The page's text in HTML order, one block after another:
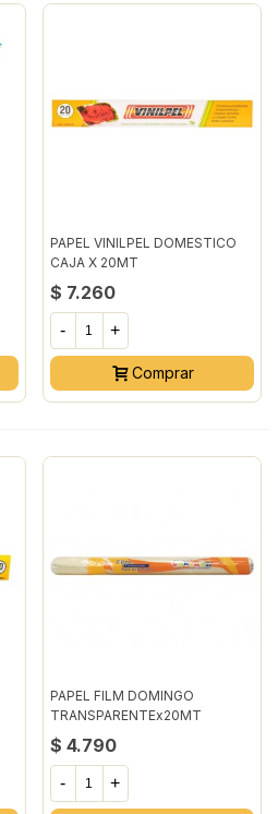
PAPEL VINILPEL DOMESTICO
CAJA X 20MT
$ 7.260
- +
Comprar
PAPEL FILM DOMINGO
TRANSPARENTEx20MT
$ 4.790
- +